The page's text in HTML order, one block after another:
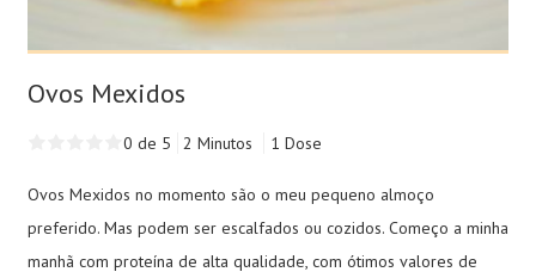
Ovos Mexidos
0 de 5 2 Minutos 1 Dose
Ovos Mexidos no momento são o meu pequeno almoço
preferido. Mas podem ser escalfados ou cozidos. Começo a minha
manhã com proteína de alta qualidade, com ótimos valores de